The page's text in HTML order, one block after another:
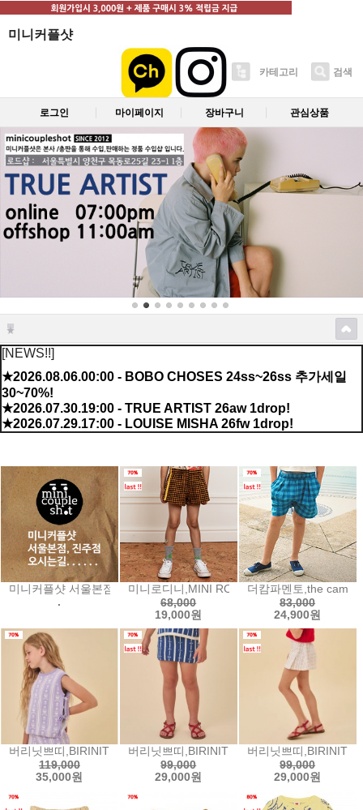
미니커플샷
카테고리 검색
로그인 마이페이지 장바구니 관심상품
[NEWS!!]
★2026.08.06.00:00 - BOBO CHOSES 24ss~26ss 추가세일
30~70%!
★2026.07.30.19:00 - TRUE ARTIST 26aw 1drop!
★2026.07.29.17:00 - LOUISE MISHA 26fw 1drop!
신규 상품
미니커플샷 서울본점미니커플샷 진주점오시는길...
.
미니로디니,MINI RODINI Houndstooth
68,000
19,000원
더캄파멘토,the
83,000
24,900원
버리닛쁘띠,BIRINIT PETIT Lilly Flower vest / Chaleco Flor Lila민소
119,000
35,000원
버리닛쁘띠,BIRINIT PETIT Marine Flower
99,000
29,000원
버리닛쁘띠,BIRINIT
99,000
29,000원